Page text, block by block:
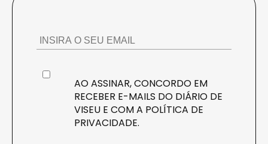
AO ASSINAR, CONCORDO EM
RECEBER E-MAILS DO DIÁRIO DE
VISEU E COM A POLÍTICA DE
PRIVACIDADE.